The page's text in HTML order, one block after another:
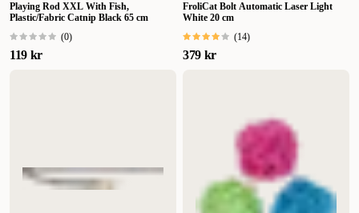
Playing Rod XXL With Fish,
Plastic/Fabric Catnip Black 65 cm
(0)
119 kr
FroliCat Bolt Automatic Laser Light
White 20 cm
(14)
379 kr